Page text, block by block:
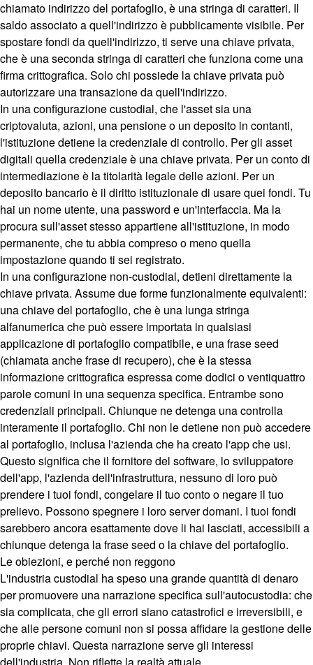
chiamato indirizzo del portafoglio, è una stringa di caratteri. Il
saldo associato a quell'indirizzo è pubblicamente visibile. Per
spostare fondi da quell'indirizzo, ti serve una chiave privata,
che è una seconda stringa di caratteri che funziona come una
firma crittografica. Solo chi possiede la chiave privata può
autorizzare una transazione da quell'indirizzo.
In una configurazione custodial, che l'asset sia una
criptovaluta, azioni, una pensione o un deposito in contanti,
l'istituzione detiene la credenziale di controllo. Per gli asset
digitali quella credenziale è una chiave privata. Per un conto di
intermediazione è la titolarità legale delle azioni. Per un
deposito bancario è il diritto istituzionale di usare quei fondi. Tu
hai un nome utente, una password e un'interfaccia. Ma la
procura sull'asset stesso appartiene all'istituzione, in modo
permanente, che tu abbia compreso o meno quella
impostazione quando ti sei registrato.
In una configurazione non-custodial, detieni direttamente la
chiave privata. Assume due forme funzionalmente equivalenti:
una chiave del portafoglio, che è una lunga stringa
alfanumerica che può essere importata in qualsiasi
applicazione di portafoglio compatibile, e una frase seed
(chiamata anche frase di recupero), che è la stessa
informazione crittografica espressa come dodici o ventiquattro
parole comuni in una sequenza specifica. Entrambe sono
credenziali principali. Chiunque ne detenga una controlla
interamente il portafoglio. Chi non le detiene non può accedere
al portafoglio, inclusa l'azienda che ha creato l'app che usi.
Questo significa che il fornitore del software, lo sviluppatore
dell'app, l'azienda dell'infrastruttura, nessuno di loro può
prendere i tuoi fondi, congelare il tuo conto o negare il tuo
prelievo. Possono spegnere i loro server domani. I tuoi fondi
sarebbero ancora esattamente dove li hai lasciati, accessibili a
chiunque detenga la frase seed o la chiave del portafoglio.
Le obiezioni, e perché non reggono
L'industria custodial ha speso una grande quantità di denaro
per promuovere una narrazione specifica sull'autocustodia: che
sia complicata, che gli errori siano catastrofici e irreversibili, e
che alle persone comuni non si possa affidare la gestione delle
proprie chiavi. Questa narrazione serve gli interessi
dell'industria. Non riflette la realtà attuale.